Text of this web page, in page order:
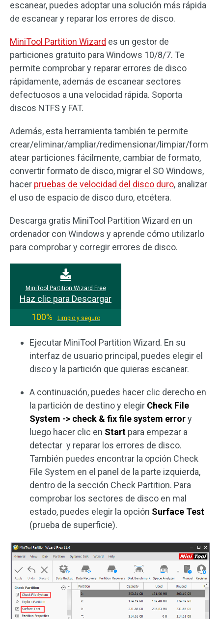
escanear, puedes adoptar una solución más rápida
de escanear y reparar los errores de disco.
MiniTool Partition Wizard es un gestor de
particiones gratuito para Windows 10/8/7. Te
permite comprobar y reparar errores de disco
rápidamente, además de escanear sectores
defectuosos a una velocidad rápida. Soporta
discos NTFS y FAT.
Además, esta herramienta también te permite
crear/eliminar/ampliar/redimensionar/limpiar/form
atear particiones fácilmente, cambiar de formato,
convertir formato de disco, migrar el SO Windows,
hacer pruebas de velocidad del disco duro, analizar
el uso de espacio de disco duro, etcétera.
Descarga gratis MiniTool Partition Wizard en un
ordenador con Windows y aprende cómo utilizarlo
para comprobar y corregir errores de disco.
MiniTool Partition Wizard Free
Haz clic para Descargar
100%
Limpio y seguro
Ejecutar MiniTool Partition Wizard. En su
interfaz de usuario principal, puedes elegir el
disco y la partición que quieras escanear.
A continuación, puedes hacer clic derecho en
la partición de destino y elegir Check File
System -> check & fix file system errory
luego hacer clic en Start para empezar a
detectar y reparar los errores de disco.
También puedes encontrar la opción Check
File System en el panel de la parte izquierda,
dentro de la sección Check Partition. Para
comprobar los sectores de disco en mal
estado, puedes elegir la opción Surface Test
(prueba de superficie).